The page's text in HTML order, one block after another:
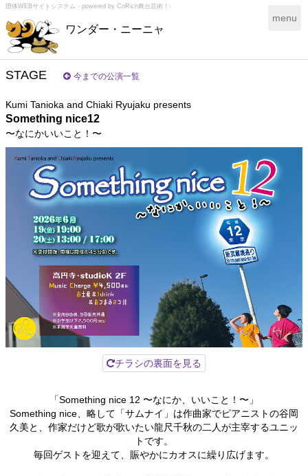
団体WEBサイトシステム - powered by CoRich舞台芸術！-
ワンダー・ニーニャ
T
g
a
t
i
menu
STAGE 今までの公演一覧
Kumi Tanioka and Chiaki Ryujaku presents
Something nice12
〜なにかいいこと！〜
チラシの裏面を見る
「Something nice 12 〜なにか、いいこと！〜」
Something nice、略して「サムナイ」は作曲家でピアニストの谷岡
久美と、作家だけど歌が歌いたい龍尺千秋の二人が主宰するユニッ
トです。
毎回ゲストを迎えて、賑やかにカオスに繰り広げます。